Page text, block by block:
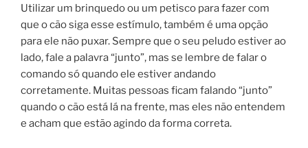
Utilizar um brinquedo ou um petisco para fazer com
que o cão siga esse estímulo, também é uma opção
para ele não puxar. Sempre que o seu peludo estiver ao
lado, fale a palavra “junto”, mas se lembre de falar o
comando só quando ele estiver andando
corretamente. Muitas pessoas ficam falando “junto”
quando o cão está lá na frente, mas eles não entendem
e acham que estão agindo da forma correta.